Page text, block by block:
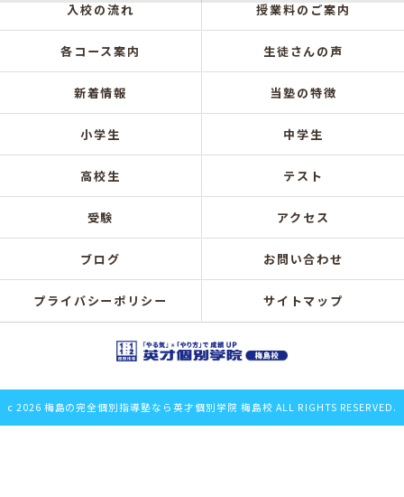
入校の流れ 授業料のご案内
各コース案内 生徒さんの声
新着情報 当塾の特徴
小学生 中学生
高校生 テスト
受験 アクセス
ブログ お問い合わせ
プライバシーポリシー サイトマップ
c 2026 梅島の完全個別指導塾なら英才個別学院 梅島校 ALL RIGHTS RESERVED.